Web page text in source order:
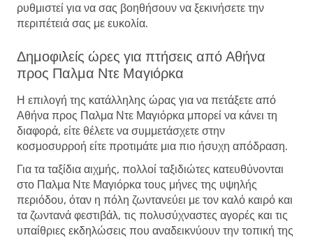
ρυθμιστεί για να σας βοηθήσουν να ξεκινήσετε την
περιπέτειά σας με ευκολία.
Δημοφιλείς ώρες για πτήσεις από Αθήνα
προς Παλμα Ντε Μαγιόρκα
Η επιλογή της κατάλληλης ώρας για να πετάξετε από
Αθήνα προς Παλμα Ντε Μαγιόρκα μπορεί να κάνει τη
διαφορά, είτε θέλετε να συμμετάσχετε στην
κοσμοσυρροή είτε προτιμάτε μια πιο ήσυχη απόδραση.
Για τα ταξίδια αιχμής, πολλοί ταξιδιώτες κατευθύνονται
στο Παλμα Ντε Μαγιόρκα τους μήνες της υψηλής
περιόδου, όταν η πόλη ζωντανεύει με τον καλό καιρό και
τα ζωντανά φεστιβάλ, τις πολυσύχναστες αγορές και τις
υπαίθριες εκδηλώσεις που αναδεικνύουν την τοπική της